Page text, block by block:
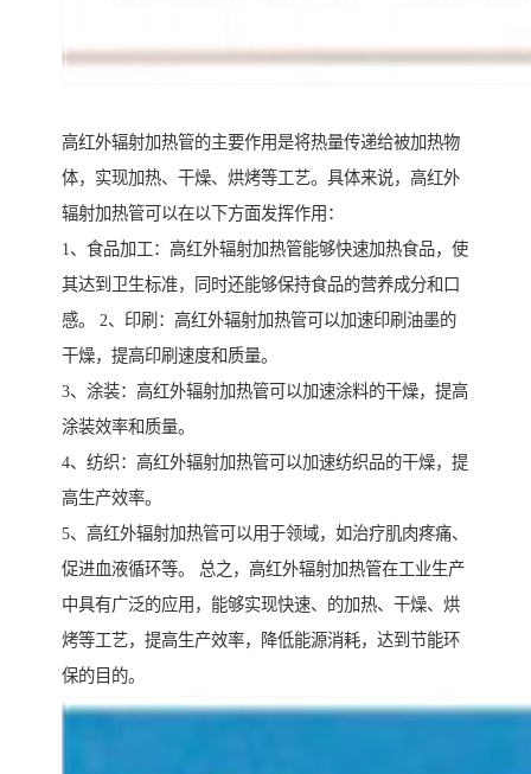
高红外辐射加热管的主要作用是将热量传递给被加热物
体，实现加热、干燥、烘烤等工艺。具体来说，高红外
辐射加热管可以在以下方面发挥作用：
1、食品加工：高红外辐射加热管能够快速加热食品，使
其达到卫生标准，同时还能够保持食品的营养成分和口
感。 2、印刷：高红外辐射加热管可以加速印刷油墨的
干燥，提高印刷速度和质量。
3、涂装：高红外辐射加热管可以加速涂料的干燥，提高
涂装效率和质量。
4、纺织：高红外辐射加热管可以加速纺织品的干燥，提
高生产效率。
5、高红外辐射加热管可以用于领域，如治疗肌肉疼痛、
促进血液循环等。 总之，高红外辐射加热管在工业生产
中具有广泛的应用，能够实现快速、的加热、干燥、烘
烤等工艺，提高生产效率，降低能源消耗，达到节能环
保的目的。